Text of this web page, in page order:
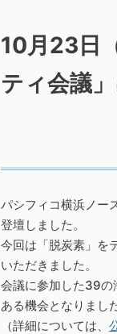
10月23日
ティ会議
パシフィコ横浜ノー
登壇しました。
今回は「脱炭素」を
いただきました。
会議に参加した39の
ある機会となりました
（詳細については、